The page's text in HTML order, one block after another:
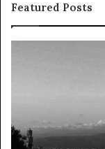
Featured Posts
i